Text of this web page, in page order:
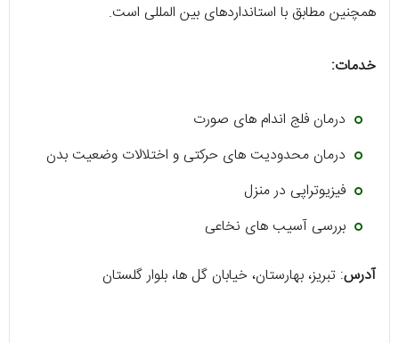
همچنین مطابق با استانداردهای بین المللی است.
خدمات:
درمان فلج اندام های صورت
درمان محدودیت های حرکتی و اختلالات وضعیت بدن
فیزیوتراپی در منزل
بررسی آسیب های نخاعی
آدرس: تبریز، بهارستان، خیابان گل ها، بلوار گلستان